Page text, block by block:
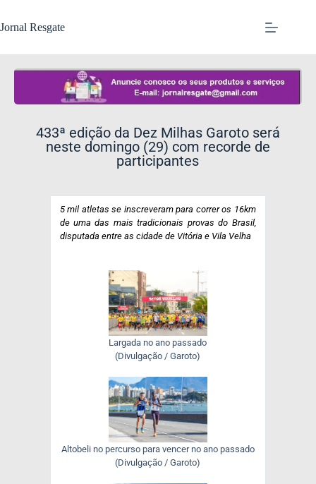
Jornal Resgate
433ª edição da Dez Milhas Garoto será
neste domingo (29) com recorde de
participantes
5 mil atletas se inscreveram para correr os 16km
de uma das mais tradicionais provas do Brasil,
disputada entre as cidade de Vitória e Vila Velha
Largada no ano passado
(Divulgação / Garoto)
Altobeli no percurso para vencer no ano passado
(Divulgação / Garoto)